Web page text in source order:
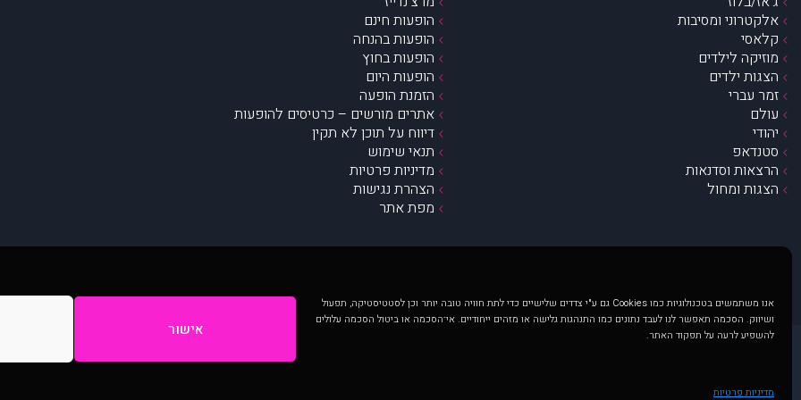
אנו משתמשים בטכנולוגיות כמו Cookies גם ע"י צדדים שלישיים כדי לתת חוויה טובה יותר וכן לסטטיסטיקה, תפעול
ושיווק. הסכמה תאפשר לנו לעבד נתונים כמו התנהגות גלישה או מזהים ייחודיים. אי־הסכמה או ביטול הסכמה עלולים
להשפיע לרעה על תפקוד האתר.
אישור
מדיניות פרטיות
אלקטרוני ומסיבות
קלאסי
מוזיקה לילדים
הצגות ילדים
זמר עברי
עולם
יהודי
סטנדאפ
הרצאות וסדנאות
הצגות ומחול
הופעות חינם
הופעות בהנחה
הופעות בחוץ
הופעות היום
הזמנת הופעה
אתרים מורשים – כרטיסים להופעות
דיווח על תוכן לא תקין
תנאי שימוש
מדיניות פרטיות
הצהרת נגישות
מפת אתר